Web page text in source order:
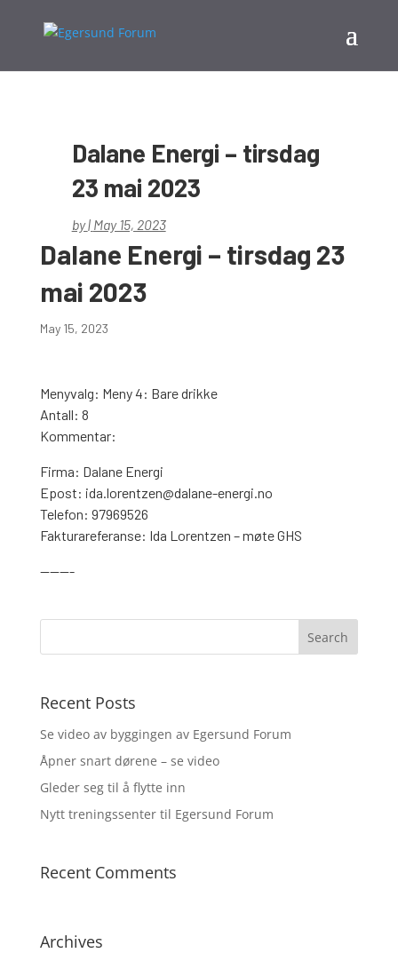
Dalane Energi – tirsdag
23 mai 2023
by| May 15, 2023
Dalane Energi – tirsdag 23
mai 2023
May 15, 2023
Menyvalg: Meny 4: Bare drikke
Antall: 8
Kommentar:
Firma: Dalane Energi
Epost: ida.lorentzen@dalane-energi.no
Telefon: 97969526
Fakturareferanse: Ida Lorentzen – møte GHS
———-
Recent Posts
Se video av byggingen av Egersund Forum
Åpner snart dørene – se video
Gleder seg til å flytte inn
Nytt treningssenter til Egersund Forum
Recent Comments
Archives